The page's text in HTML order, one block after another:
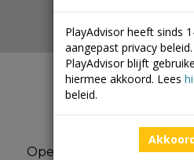
Leaflet
Openingstijden
PlayAdvisor heeft sinds
aangepast privacy
PlayAdvisor blijft
hiermee akkoord. Lees
beleid.